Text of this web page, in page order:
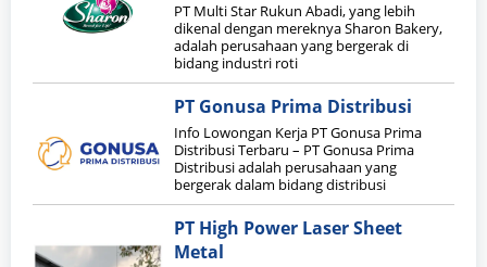
PT Multi Star Rukun Abadi, yang lebih
dikenal dengan mereknya Sharon Bakery,
adalah perusahaan yang bergerak di
bidang industri roti
PT Gonusa Prima Distribusi
Info Lowongan Kerja PT Gonusa Prima
Distribusi Terbaru – PT Gonusa Prima
Distribusi adalah perusahaan yang
bergerak dalam bidang distribusi
PT High Power Laser Sheet
Metal